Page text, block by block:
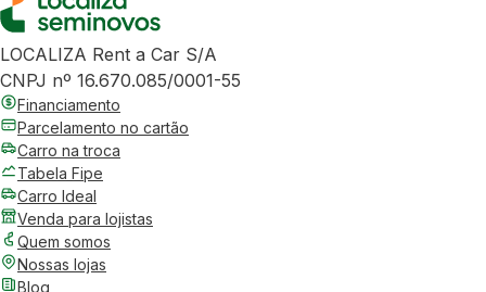
LOCALIZA Rent a Car S/A
CNPJ nº 16.670.085/0001-55
Financiamento
Parcelamento no cartão
Carro na troca
Tabela Fipe
Carro Ideal
Venda para lojistas
Quem somos
Nossas lojas
Blog